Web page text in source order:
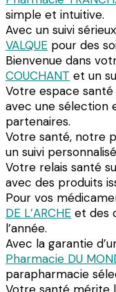
simple et intuitive.
Avec un suivi
VALQUE pour des
Bienvenue dans
COUCHANT et un
Votre espace santé
avec une sélection
partenaires.
Votre santé, notre
un suivi
Votre relais santé
avec des produits
Pour vos
DE L’ARCHE et des
l’année.
Avec la garantie
Pharmacie DU
parapharmacie